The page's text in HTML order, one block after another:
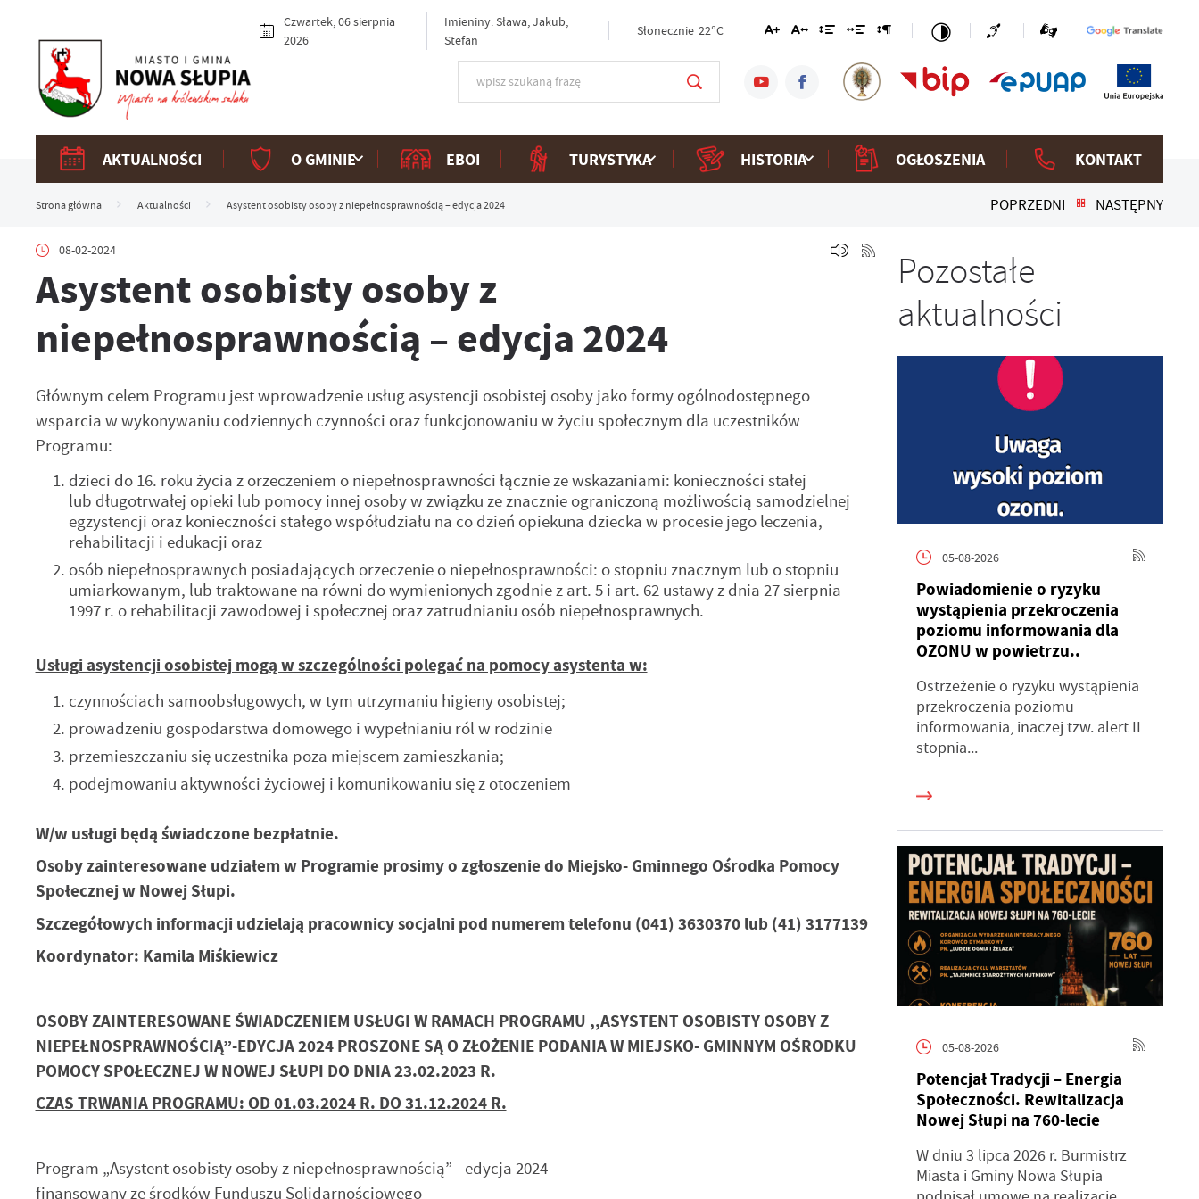
Czwartek, 06 sierpnia
2026
Imieniny: Sława, Jakub,
Stefan
Słonecznie 22°C
AKTUALNOŚCI O GMINIE EBOI TURYSTYKA HISTORIA OGŁOSZENIA KONTAKT
Strona główna Aktualności Asystent osobisty osoby z niepełnosprawnością – edycja 2024 POPRZEDNI NASTĘPNY
08-02-2024
Asystent osobisty osoby z
niepełnosprawnością – edycja 2024
Głównym celem Programu jest wprowadzenie usług asystencji osobistej osoby jako formy ogólnodostępnego
wsparcia w wykonywaniu codziennych czynności oraz funkcjonowaniu w życiu społecznym dla uczestników
Programu:
dzieci do 16. roku życia z orzeczeniem o niepełnosprawności łącznie ze wskazaniami: konieczności stałej
lub długotrwałej opieki lub pomocy innej osoby w związku ze znacznie ograniczoną możliwością samodzielnej
egzystencji oraz konieczności stałego współudziału na co dzień opiekuna dziecka w procesie jego leczenia,
rehabilitacji i edukacji oraz
osób niepełnosprawnych posiadających orzeczenie o niepełnosprawności: o stopniu znacznym lub o stopniu
umiarkowanym, lub traktowane na równi do wymienionych zgodnie z art. 5 i art. 62 ustawy z dnia 27 sierpnia
1997 r. o rehabilitacji zawodowej i społecznej oraz zatrudnianiu osób niepełnosprawnych.
Usługi asystencji osobistej mogą w szczególności polegać na pomocy asystenta w:
czynnościach samoobsługowych, w tym utrzymaniu higieny osobistej;
prowadzeniu gospodarstwa domowego i wypełnianiu ról w rodzinie
przemieszczaniu się uczestnika poza miejscem zamieszkania;
podejmowaniu aktywności życiowej i komunikowaniu się z otoczeniem
W/w usługi będą świadczone bezpłatnie.
Osoby zainteresowane udziałem w Programie prosimy o zgłoszenie do Miejsko- Gminnego Ośrodka Pomocy
Społecznej w Nowej Słupi.
Szczegółowych informacji udzielają pracownicy socjalni pod numerem telefonu (041) 3630370 lub (41) 3177139
Koordynator: Kamila Miśkiewicz
OSOBY ZAINTERESOWANE ŚWIADCZENIEM USŁUGI W RAMACH PROGRAMU ,,ASYSTENT OSOBISTY OSOBY Z
NIEPEŁNOSPRAWNOŚCIĄ”-EDYCJA 2024 PROSZONE SĄ O ZŁOŻENIE PODANIA W MIEJSKO- GMINNYM OŚRODKU
POMOCY SPOŁECZNEJ W NOWEJ SŁUPI DO DNIA 23.02.2023 R.
CZAS TRWANIA PROGRAMU: OD 01.03.2024 R. DO 31.12.2024 R.
Program „Asystent osobisty osoby z niepełnosprawnością” - edycja 2024
finansowany ze środków Funduszu Solidarnościowego
Pozostałe
aktualności
05-08-2026
Powiadomienie o ryzyku
wystąpienia przekroczenia
poziomu informowania dla
OZONU w powietrzu..
Ostrzeżenie o ryzyku wystąpienia
przekroczenia poziomu
informowania, inaczej tzw. alert II
stopnia...
05-08-2026
Potencjał Tradycji – Energia
Społeczności. Rewitalizacja
Nowej Słupi na 760-lecie
W dniu 3 lipca 2026 r. Burmistrz
Miasta i Gminy Nowa Słupia
Ustawienia
Szanujemy Twoją prywatność. Możesz zmienić ustawienia cookies lub zaakceptować je
Niezbędne